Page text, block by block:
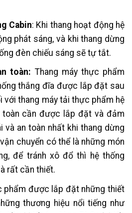
Cabin: Khi thang hoạt động hệ
phát sáng, và khi thang dừng
đèn chiếu sáng sẽ tự tắt.
toàn: Thang máy thực phẩm
thắng đĩa được lắp đặt sau
với thang máy tải thực phẩm hệ
toàn cần được lắp đặt và đảm
an toàn nhất khi thang dừng
chuyển có thể là những món
để tránh xô đổ thì hệ thống
rất cần thiết.
phẩm được lắp đặt những thiết
thương hiệu nổi tiếng như